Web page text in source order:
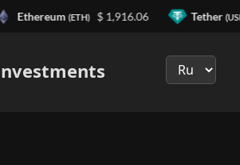
Ethereum (ETH) $ 1,916.06 Tether